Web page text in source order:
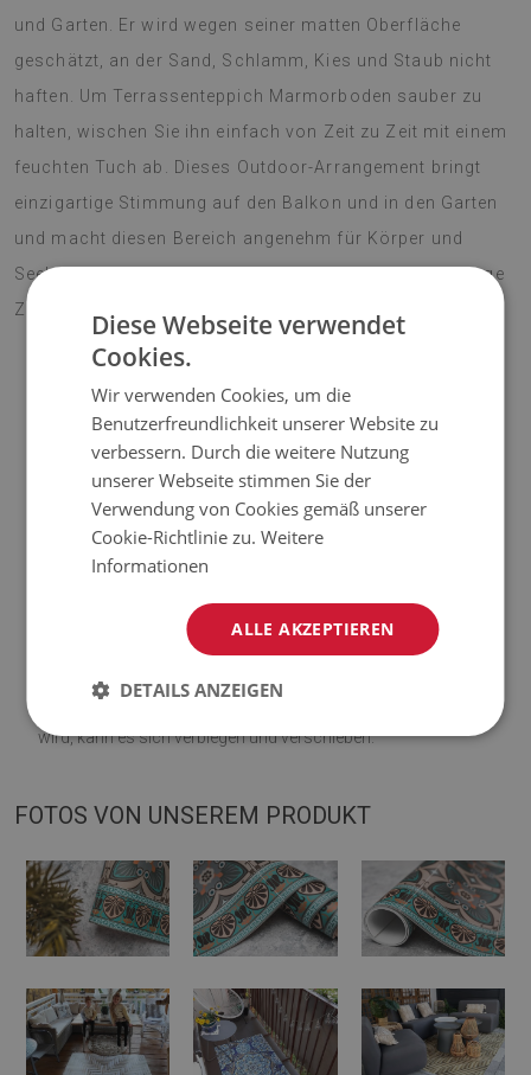
und Garten. Er wird wegen seiner matten Oberfläche
geschätzt, an der Sand, Schlamm, Kies und Staub nicht
haften. Um Terrassenteppich Marmorboden sauber zu
halten, wischen Sie ihn einfach von Zeit zu Zeit mit einem
feuchten Tuch ab. Dieses Outdoor-Arrangement bringt
einzigartige Stimmung auf den Balkon und in den Garten
und macht diesen Bereich angenehm für Körper und
Seele. Lebendige Farben erfreuen das Auge für eine lange
Zeit. Machen Sie Ihre Terrasse zu einem Blickfang!
Vinyl verstärkt mit PES-Netz;
Die Teppiche sind nicht rutschfest;
Visualisierung abweichen.
ausgelegt. Wenn es auf einer weichen Oberfläche platziert
wird, kann es sich verbiegen und verschieben.
FOTOS VON UNSEREM PRODUKT
Diese Webseite verwendet
Cookies.
Wir verwenden Cookies, um die
Benutzerfreundlichkeit unserer Website zu
verbessern. Durch die weitere Nutzung
unserer Webseite stimmen Sie der
Verwendung von Cookies gemäß unserer
Cookie-Richtlinie zu.Weitere
Informationen
ALLE AKZEPTIEREN
DETAILS ANZEIGEN